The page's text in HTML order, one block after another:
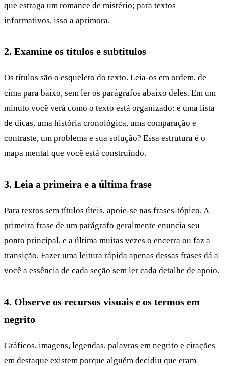
que estraga um romance de mistério; para textos
informativos, isso a aprimora.
2. Examine os títulos e subtítulos
Os títulos são o esqueleto do texto. Leia-os em ordem, de
cima para baixo, sem ler os parágrafos abaixo deles. Em um
minuto você verá como o texto está organizado: é uma lista
de dicas, uma história cronológica, uma comparação e
contraste, um problema e sua solução? Essa estrutura é o
mapa mental que você está construindo.
3. Leia a primeira e a última frase
Para textos sem títulos úteis, apoie-se nas frases-tópico. A
primeira frase de um parágrafo geralmente enuncia seu
ponto principal, e a última muitas vezes o encerra ou faz a
transição. Fazer uma leitura rápida apenas dessas frases dá a
você a essência de cada seção sem ler cada detalhe de apoio.
4. Observe os recursos visuais e os termos em
negrito
Gráficos, imagens, legendas, palavras em negrito e citações
em destaque existem porque alguém decidiu que eram